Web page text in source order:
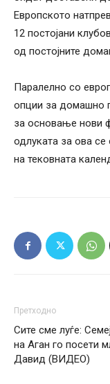
Европското
12 постојани
од постојните
Паралелно со
опции за домашно
за основање нови
одлуката за ова
на тековната
Претходно
Сите сме луѓе:
на Аган го посети
Давид (ВИДЕО)